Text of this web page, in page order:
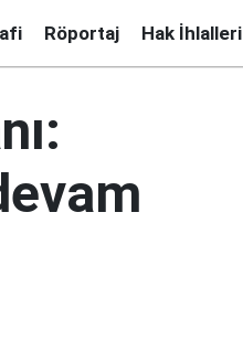
Röportaj Hak İhlalleri